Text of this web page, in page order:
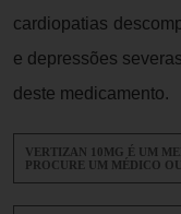
cardiopatias
e depressões
deste medicamento.
VERTIZAN 10MG É UM
PROCURE UM MÉDICO